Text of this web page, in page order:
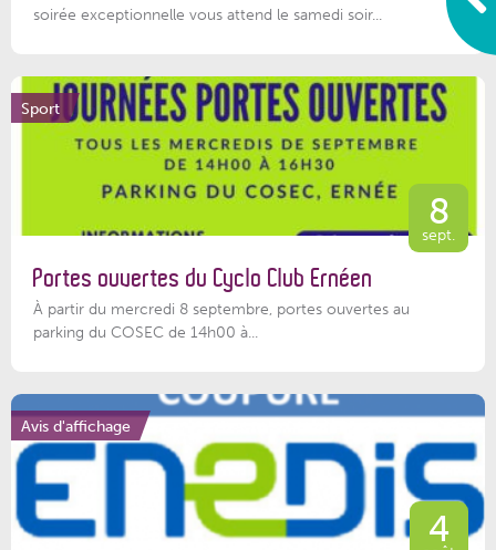
soirée exceptionnelle vous attend le samedi soir...
Sport
8
sept.
Portes ouvertes du Cyclo Club Ernéen
À partir du mercredi 8 septembre, portes ouvertes au
parking du COSEC de 14h00 à...
Avis d'affichage
4